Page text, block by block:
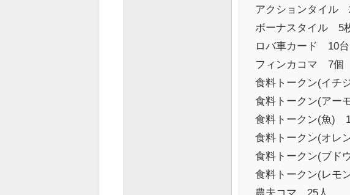
アクションタイル
ボーナスタイル 5
ロバ車カード 10台
フィンカコマ 7個
食料トークン(イチ
食料トークン(アー
食料トークン(魚)
食料トークン(オレ
食料トークン(ブド
食料トークン(レモ
農夫コマ 25人